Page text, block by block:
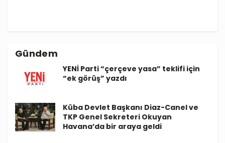
Gündem
YENİ Parti “çerçeve yasa” teklifi için
“ek görüş” yazdı
Küba Devlet Başkanı Diaz-Canel ve
TKP Genel Sekreteri Okuyan
Havana’da bir araya geldi